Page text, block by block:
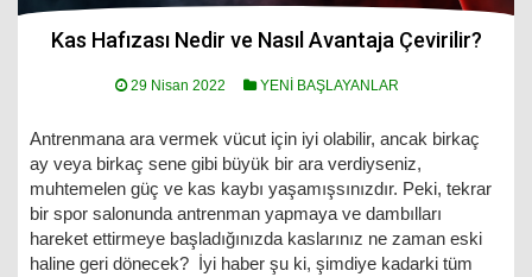
Kas Hafızası Nedir ve Nasıl Avantaja Çevirilir?
29 Nisan 2022 YENİ BAŞLAYANLAR
Antrenmana ara vermek vücut için iyi olabilir, ancak birkaç
ay veya birkaç sene gibi büyük bir ara verdiyseniz,
muhtemelen güç ve kas kaybı yaşamışsınızdır. Peki, tekrar
bir spor salonunda antrenman yapmaya ve dambılları
hareket ettirmeye başladığınızda kaslarınız ne zaman eski
haline geri dönecek? İyi haber şu ki, şimdiye kadarki tüm